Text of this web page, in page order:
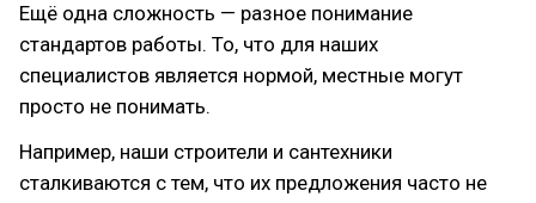
Ещё одна сложность — разное понимание
стандартов работы. То, что для наших
специалистов является нормой, местные могут
просто не понимать.
Например, наши строители и сантехники
сталкиваются с тем, что их предложения часто не